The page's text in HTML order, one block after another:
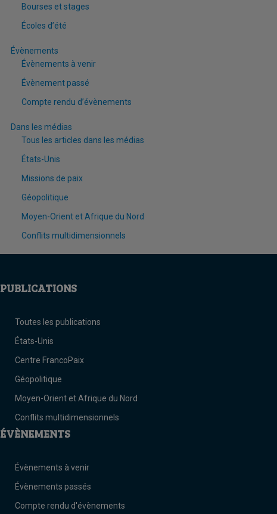
Bourses et stages
Écoles d’été
Évènements
Évènements à venir
Évènement passé
Compte rendu d’évènements
Dans les médias
Tous les articles dans les médias
États-Unis
Missions de paix
Géopolitique
Moyen-Orient et Afrique du Nord
Conflits multidimensionnels
PUBLICATIONS
Toutes les publications
États-Unis
Centre FrancoPaix
Géopolitique
Moyen-Orient et Afrique du Nord
Conflits multidimensionnels
ÉVÈNEMENTS
Évènements à venir
Évènements passés
Compte rendu d'évènements